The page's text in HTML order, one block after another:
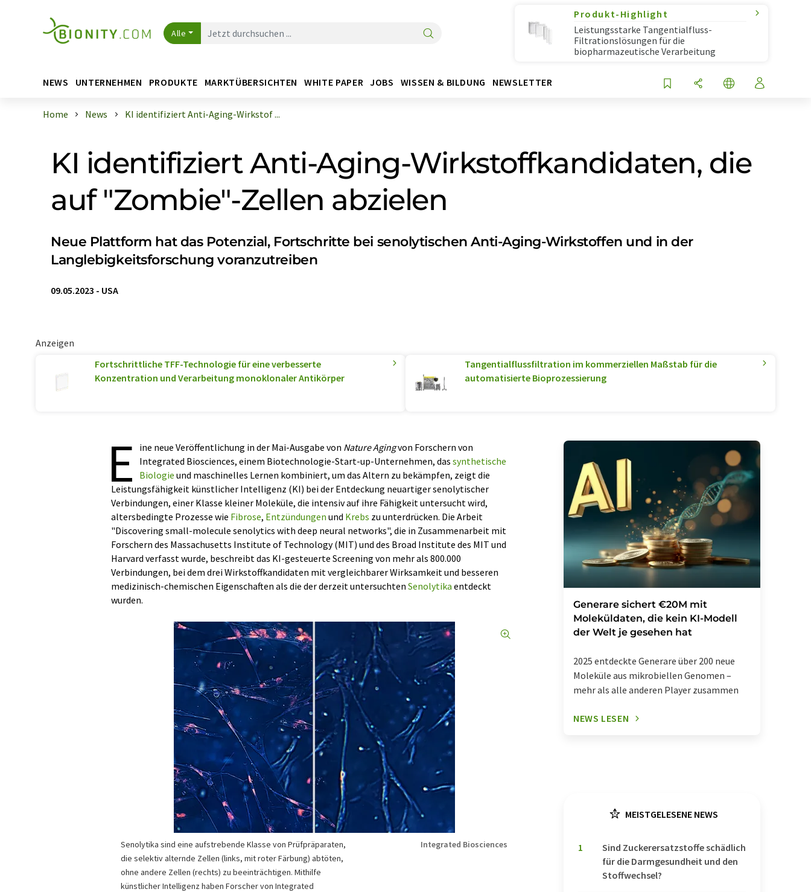
Alle
Produkt-Highlight
Leistungsstarke Tangentialfluss-
Filtrationslösungen für die
biopharmazeutische Verarbeitung
NEWS UNTERNEHMEN PRODUKTE MARKTÜBERSICHTEN WHITE PAPER JOBS WISSEN & BILDUNG NEWSLETTER
Home News KI identifiziert Anti-Aging-Wirkstof ...
KI identifiziert Anti-Aging-Wirkstoffkandidaten, die
auf "Zombie"-Zellen abzielen
Neue Plattform hat das Potenzial, Fortschritte bei senolytischen Anti-Aging-Wirkstoffen und in der
Langlebigkeitsforschung voranzutreiben
09.05.2023 - USA
Anzeigen
Fortschrittliche TFF-Technologie für eine verbesserte
Konzentration und Verarbeitung monoklonaler Antikörper
Tangentialflussfiltration im kommerziellen Maßstab für die
automatisierte Bioprozessierung
E ine neue Veröffentlichung in der Mai-Ausgabe von Nature Agingvon Forschern von
Integrated Biosciences, einem Biotechnologie-Start-up-Unternehmen, das synthetische
Biologie und maschinelles Lernen kombiniert, um das Altern zu bekämpfen, zeigt die
Leistungsfähigkeit künstlicher Intelligenz (KI) bei der Entdeckung neuartiger senolytischer
Verbindungen, einer Klasse kleiner Moleküle, die intensiv auf ihre Fähigkeit untersucht wird,
altersbedingte Prozesse wie Fibrose, Entzündungen und Krebs zu unterdrücken. Die Arbeit
"Discovering small-molecule senolytics with deep neural networks", die in Zusammenarbeit mit
Forschern des Massachusetts Institute of Technology (MIT) und des Broad Institute des MIT und
Harvard verfasst wurde, beschreibt das KI-gesteuerte Screening von mehr als 800.000
Verbindungen, bei dem drei Wirkstoffkandidaten mit vergleichbarer Wirksamkeit und besseren
medizinisch-chemischen Eigenschaften als die der derzeit untersuchten Senolytika entdeckt
wurden.
Senolytika sind eine aufstrebende Klasse von Prüfpräparaten,
die selektiv alternde Zellen (links, mit roter Färbung) abtöten,
ohne andere Zellen (rechts) zu beeinträchtigen. Mithilfe
künstlicher Intelligenz haben Forscher von Integrated
Integrated Biosciences
Generare sichert €20M mit
Moleküldaten, die kein KI-Modell
der Welt je gesehen hat
2025 entdeckte Generare über 200 neue
Moleküle aus mikrobiellen Genomen –
mehr als alle anderen Player zusammen
NEWS LESEN
MEISTGELESENE NEWS
1
Sind Zuckerersatzstoffe schädlich
für die Darmgesundheit und den
Stoffwechsel?